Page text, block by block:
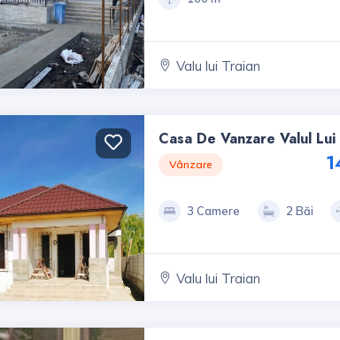
Valu lui Traian
Casa De Vanzare Valul
Zona Centrala, Teren
Vânzare
3 Camere 2 Băi
Valu lui Traian